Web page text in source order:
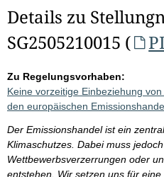
Details zu
SG2505210015 (
Zu Regelungsvorhaben:
Keine vorzeitige Einbeziehung
den europäischen
Der Emissionshandel ist ein
Klimaschutzes. Dabei muss
Wettbewerbsverzerrungen oder
entstehen. Wir setzen uns für